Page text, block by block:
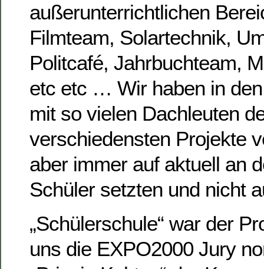
außerunterrichtlichen
Filmteam, Solartechnik,
Politcafé, Jahrbuchteam,
etc etc … Wir haben in
mit so vielen Dachleuten
verschiedensten Projekte
aber immer auf aktuell an
Schüler setzten und nicht
„Schülerschule“ war der
uns die EXPO2000 Jury